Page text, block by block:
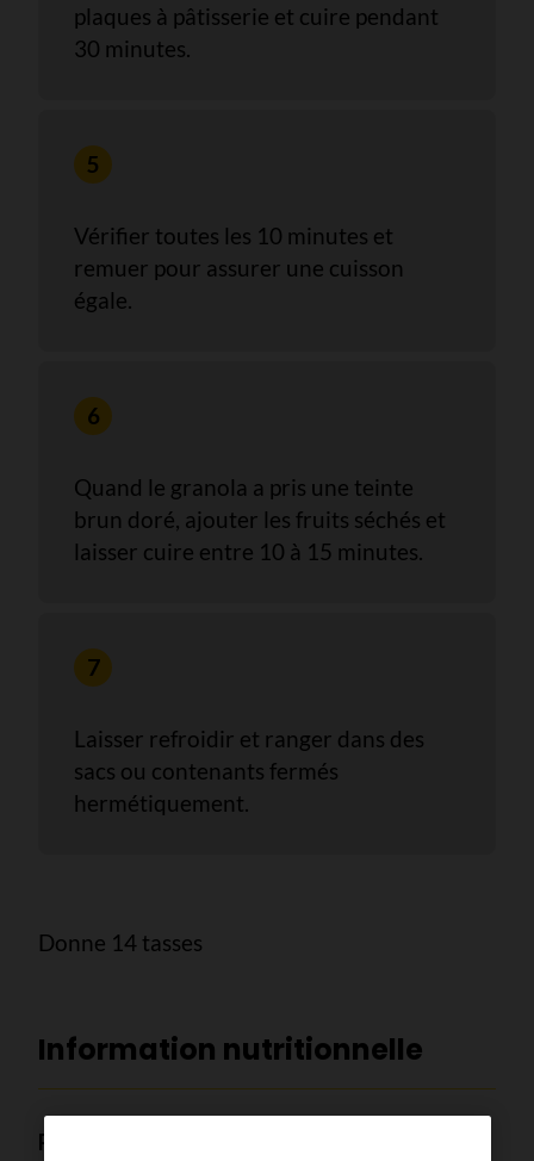
plaques à pâtisserie et cuire pendant
30 minutes.
Vérifier toutes les 10 minutes et
remuer pour assurer une cuisson
égale.
Quand le granola a pris une teinte
brun doré, ajouter les fruits séchés et
laisser cuire entre 10 à 15 minutes.
Laisser refroidir et ranger dans des
sacs ou contenants fermés
hermétiquement.
Donne 14 tasses
Information nutritionnelle
Par 1/2 tasse